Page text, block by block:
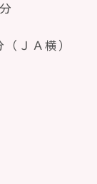
ＪＡ横）